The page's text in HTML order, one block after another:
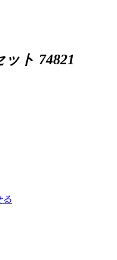
ト 74821
る